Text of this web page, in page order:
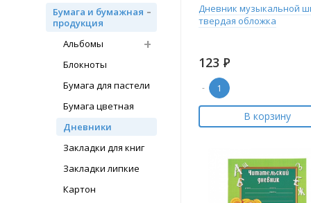
Бумага и бумажная
продукция
Альбомы
Блокноты
Бумага для пастели
Бумага цветная
Дневники
Закладки для книг
Закладки липкие
Картон
Дневник музыкальной
твердая обложка
123 Р
-
В корзину